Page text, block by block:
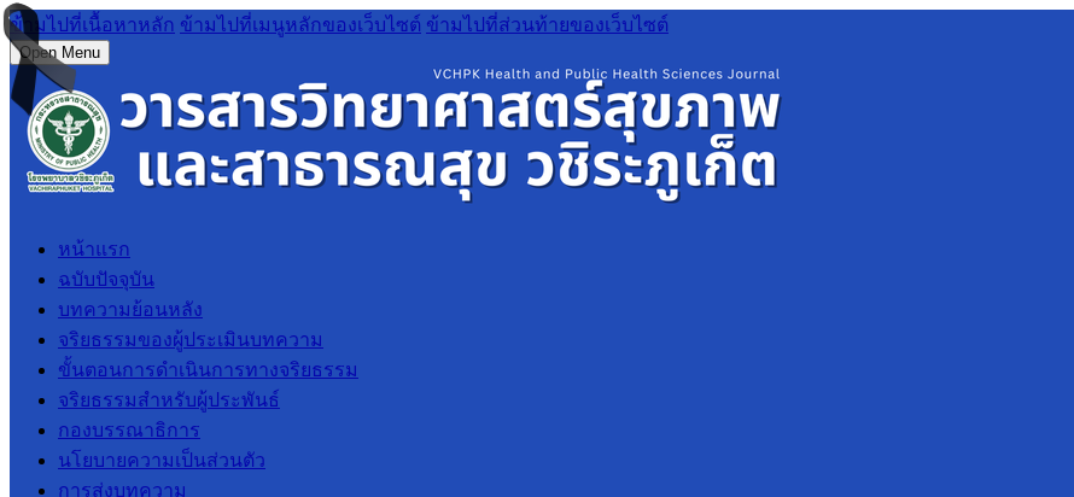
ข้ามไปที่เนื้อหาหลัก ข้ามไปที่เมนูหลักของเว็บไซต์ ข้ามไปที่ส่วนท้ายของเว็บไซต์
Open Menu
หน้าแรก
ฉบับปัจจุบัน
บทความย้อนหลัง
จริยธรรมของผู้ประเมินบทความ
ขั้นตอนการดำเนินการทางจริยธรรม
จริยธรรมสำหรับผู้ประพันธ์
กองบรรณาธิการ
นโยบายความเป็นส่วนตัว
การส่งบทความ